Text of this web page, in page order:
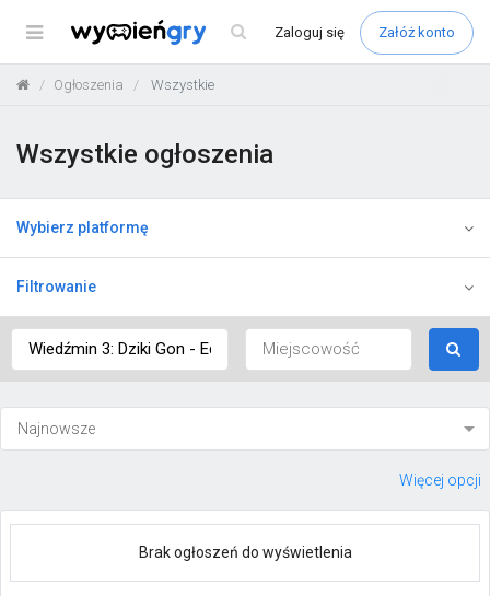
Menu Zaloguj się Załóż konto
Ogłoszenia Wszystkie
Wszystkie ogłoszenia
Wybierz platformę
Filtrowanie
Więcej opcji
Brak ogłoszeń do wyświetlenia